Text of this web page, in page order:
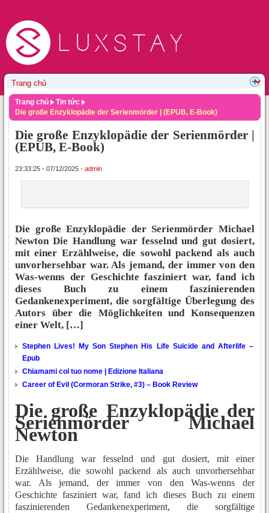
Trang chủ
Tin tức
Die große Enzyklopädie der Serienmörder | (EPUB, E-Book)
Die große Enzyklopädie der Serienmörder |
(EPUB, E-Book)
23:33:25 - 07/12/2025 - admin
Die große Enzyklopädie der Serienmörder Michael
Newton Die Handlung war fesselnd und gut dosiert,
mit einer Erzählweise, die sowohl packend als auch
unvorhersehbar war. Als jemand, der immer von den
Was-wenns der Geschichte fasziniert war, fand ich
dieses Buch zu einem faszinierenden
Gedankenexperiment, die sorgfältige Überlegung des
Autors über die Möglichkeiten und Konsequenzen
einer Welt, […]
Stephen Lives! My Son Stephen His Life Suicide and Afterlife –
Epub
Chiamami col tuo nome | Edizione Italiana
Career of Evil (Cormoran Strike, #3) – Book Review
Die große Enzyklopädie der
Serienmörder Michael
Newton
Die Handlung war fesselnd und gut dosiert, mit einer
Erzählweise, die sowohl packend als auch unvorhersehbar
war. Als jemand, der immer von den Was-wenns der
Geschichte fasziniert war, fand ich dieses Buch zu einem
faszinierenden Gedankenexperiment, die sorgfältige